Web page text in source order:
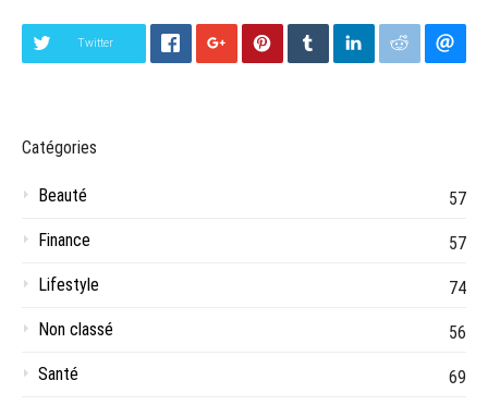
Twitter
Catégories
Beauté
57
Finance
57
Lifestyle
74
Non classé
56
Santé
69